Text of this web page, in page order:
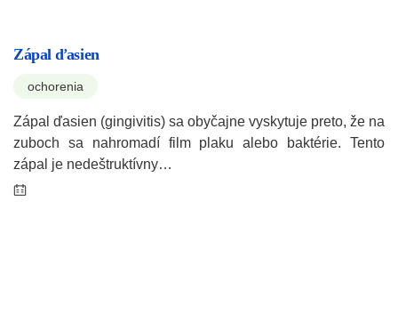
Zápal ďasien
ochorenia
Zápal ďasien (gingivitis) sa obyčajne vyskytuje preto, že na
zuboch sa nahromadí film plaku alebo baktérie. Tento
zápal je nedeštruktívny…